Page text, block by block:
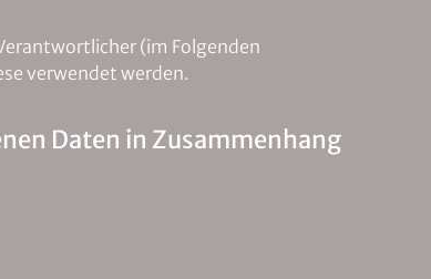
(im Folgenden
verwendet werden.
Daten in Zusammenhang